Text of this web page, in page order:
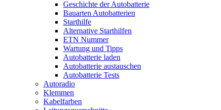
Geschichte der Autobatterie
Bauarten Autobatterien
Starthilfe
Alternative Starthilfen
ETN Nummer
Wartung und Tipps
Autobatterie laden
Autobatterie austauschen
Autobatterie Tests
Autoradio
Klemmen
Kabelfarben